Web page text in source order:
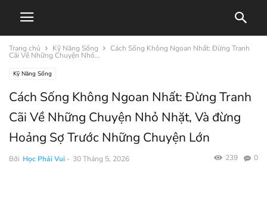
Trang chủ Kỹ Năng Sống Cách Sống Không Ngoan Nhất: Đừng Tranh
Cãi Về Những Chuyện Nhỏ...
Kỹ Năng Sống
Cách Sống Không Ngoan Nhất: Đừng Tranh
Cãi Về Những Chuyện Nhỏ Nhặt, Và đừng
Hoảng Sợ Trước Những Chuyện Lớn
Bởi Học Phải Vui - 30 Tháng 5, 2026 0
239